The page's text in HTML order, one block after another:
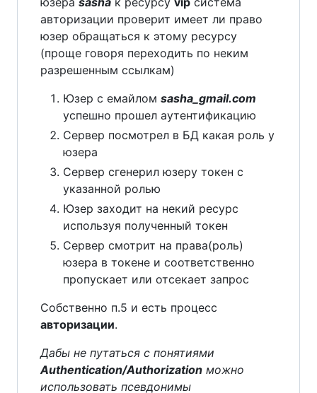
авторизации проверит имеет ли право
юзер обращаться к этому ресурсу
(проще говоря переходить по неким
разрешенным ссылкам)
Юзер c емайлом sasha_gmail.com
успешно прошел аутентификацию
Сервер посмотрел в БД какая роль у
юзера
Сервер сгенерил юзеру токен с
указанной ролью
Юзер заходит на некий ресурс
используя полученный токен
Сервер смотрит на права(роль)
юзера в токене и соответственно
пропускает или отсекает запрос
Собственно п.5 и есть процесс
авторизации.
Дабы не путаться с понятиями
Authentication/Authorization можно
использовать псевдонимы